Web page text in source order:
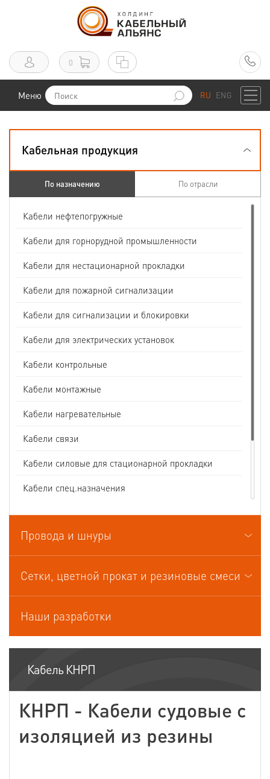
0
Меню RU ENG
Кабельная продукция
По назначению По отрасли
Кабели нефтепогружные
Кабели для горнорудной промышленности
Кабели для нестационарной прокладки
Кабели для пожарной сигнализации
Кабели для сигнализации и блокировки
Кабели для электрических установок
Кабели контрольные
Кабели монтажные
Кабели нагревательные
Кабели связи
Кабели силовые для стационарной прокладки
Кабели спец.назначения
Кабели судовые
Кабели термоэлектродные
Провода и шнуры
Сетки, цветной прокат и резиновые смеси
Наши разработки
Кабель КНРП
КНРП - Кабели судовые с
изоляцией из резины